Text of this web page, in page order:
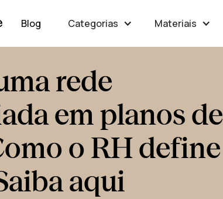
Blog Categorias Materiais
rede
em planos de
o RH define
aqui